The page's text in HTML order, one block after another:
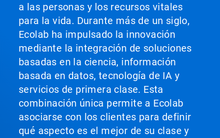
a las personas y los recursos vitales
para la vida. Durante más de un siglo,
Ecolab ha impulsado la innovación
mediante la integración de soluciones
basadas en la ciencia, información
basada en datos, tecnología de IA y
servicios de primera clase. Esta
combinación única permite a Ecolab
asociarse con los clientes para definir
qué aspecto es el mejor de su clase y